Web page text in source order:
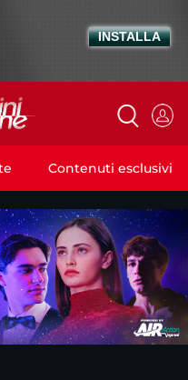
Contenuti esclusivi
INSTALLA